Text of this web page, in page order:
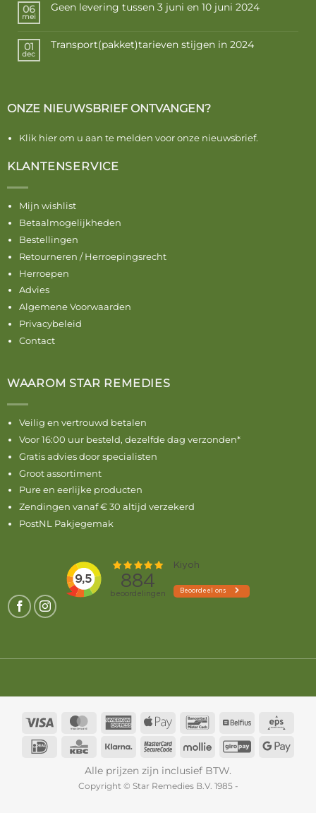
06
mei
Geen levering tussen 3 juni en 10 juni 2024
01
dec
Transport(pakket)tarieven stijgen in 2024
ONZE NIEUWSBRIEF ONTVANGEN?
Klik hier om u aan te melden voor onze nieuwsbrief.
KLANTENSERVICE
Mijn wishlist
Betaalmogelijkheden
Bestellingen
Retourneren / Herroepingsrecht
Herroepen
Advies
Algemene Voorwaarden
Privacybeleid
Contact
WAAROM STAR REMEDIES
Veilig en vertrouwd betalen
Voor 16:00 uur besteld, dezelfde dag verzonden*
Gratis advies door specialisten
Groot assortiment
Pure en eerlijke producten
Zendingen vanaf € 30 altijd verzekerd
PostNL Pakjegemak
Visa MasterCardAmericanApple
BancontactBelfius
IDeal
KBC Klarna
MasterCard
Mollie GiroPay
Alle prijzen zijn inclusief BTW.
Copyright © Star Remedies B.V. 1985 -